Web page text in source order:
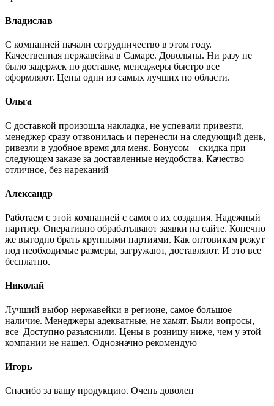
Владислав
С компанией начали сотрудничество в этом году.
Качественная нержавейка в Самаре. Довольны. Ни разу не
было задержек по доставке, менеджеры быстро все
оформляют. Цены одни из самых лучших по области.
Ольга
С доставкой произошла накладка, не успевали привезти,
менеджер сразу отзвонилась и перенесли на следующий день,
ривезли в удобное время для меня. Бонусом – скидка при
следующем заказе за доставленные неудобства. Качество
отличное, без нареканий
Александр
Работаем с этой компанией с самого их создания. Надежный
партнер. Оперативно обрабатывают заявки на сайте. Конечно
же выгодно брать крупными партиями. Как оптовикам режут
под необходимые размеры, загружают, доставляют. И это все
бесплатно.
Николай
Лучший выбор нержавейки в регионе, самое большое
наличие. Менеджеры адекватные, не хамят. Были вопросы,
все Доступно разъяснили. Цены в розницу ниже, чем у этой
компании не нашел. Однозначно рекомендую
Игорь
Спасибо за вашу продукцию. Очень доволен